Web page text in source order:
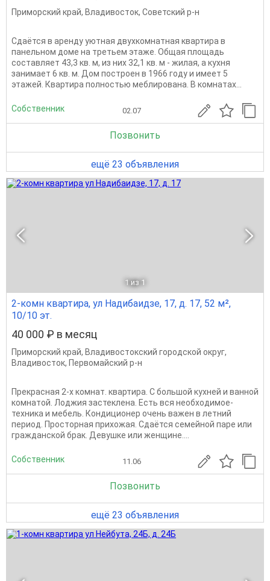
Приморский край, Владивосток, Советский р-н
Сдаётся в аренду уютная двухкомнатная квартира в
панельном доме на третьем этаже. Общая площадь
составляет 43,3 кв. м, из них 32,1 кв. м - жилая, а кухня
занимает 6 кв. м. Дом построен в 1966 году и имеет 5
этажей. Квартира полностью меблирована. В комнатах...
Собственник 02.07
Позвонить
ещё 23 объявления
1 из 1
2-комн квартира, ул Надибаидзе, 17, д. 17, 52 м²,
10/10 эт.
40 000 ₽ в месяц
Приморский край, Владивостокский городской округ,
Владивосток, Первомайский р-н
Прекрасная 2-х комнат. квартира. С большой кухней и ванной
комнатой. Лоджия застеклена. Есть вся необходимое-
техника и мебель. Кондиционер очень важен в летний
период. Просторная прихожая. Сдаётся семейной паре или
гражданской брак. Девушке или женщине....
Собственник 11.06
Позвонить
ещё 23 объявления